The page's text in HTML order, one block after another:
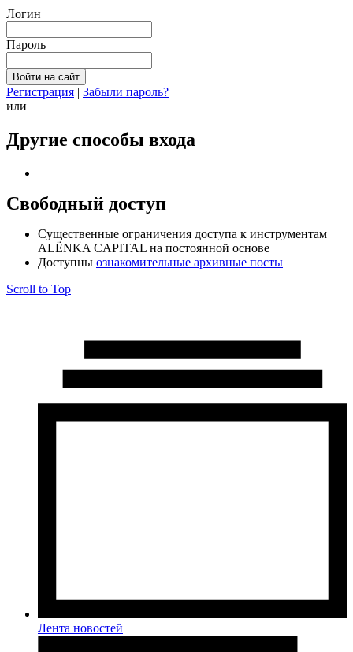
Логин
Пароль
Регистрация | Забыли пароль?
или
Другие способы входа
Свободный доступ
Cущественные ограничения доступа к инструментам
ALЁNKA CAPITAL на постоянной основе
Доступны ознакомительные архивные посты
Scroll to Top
Лента новостей